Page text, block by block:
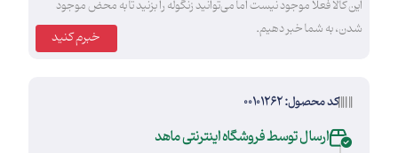
این کالا فعلا موجود نیست اما می‌توانید زنگوله را بزنید تا به محض موجود
شدن، به شما خبر دهیم.
کد محصول: 00101262
ارسال توسط فروشگاه اینترنتی ماهد